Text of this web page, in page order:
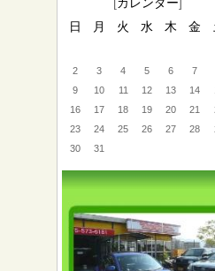
日
月 火 水 木 金
2
3 4 5 6 7
9
10 11 12 13 14
16
17 18 19 20 21
23
24 25 26 27 28
30
31